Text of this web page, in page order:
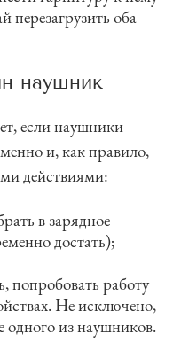
перезагрузить оба
наушник
если наушники
и, как правило,
действиями:
в зарядное
достать);
попробовать работу
Не исключено,
одного из наушников.